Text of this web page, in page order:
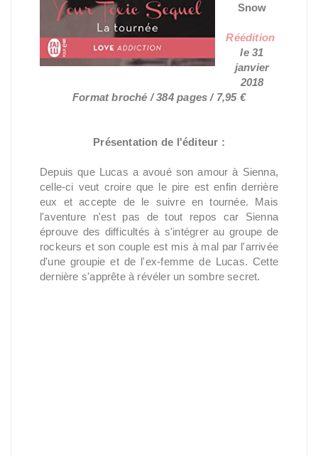
Snow
Réédition
le 31
janvier
2018
Format broché / 384 pages / 7,95 €
Présentation de l'éditeur :
Depuis que Lucas a avoué son amour à Sienna,
celle-ci veut croire que le pire est enfin derrière
eux et accepte de le suivre en tournée. Mais
l'aventure n'est pas de tout repos car Sienna
éprouve des difficultés à s'intégrer au groupe de
rockeurs et son couple est mis à mal par l'arrivée
d'une groupie et de l'ex-femme de Lucas. Cette
dernière s'apprête à révéler un sombre secret.